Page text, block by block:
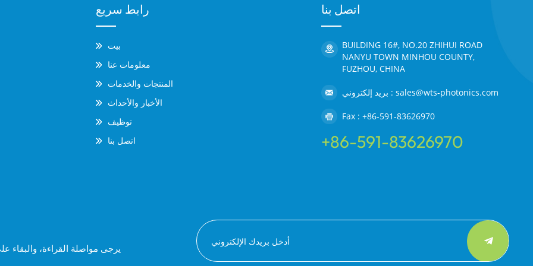
رابط سريع
بيت
معلومات عنا
المنتجات والخدمات
الأخبار والأحداث
توظيف
اتصل بنا
اتصل بنا
BUILDING 16#, NO.20 ZHIHUI ROAD
NANYU TOWN MINHOU COUNTY,
FUZHOU, CHINA
بريد إلكتروني : sales@wts-photonics.com
Fax : +86-591-83626970
+86-591-83626970
يرجى مواصلة القراءة، والبقاء